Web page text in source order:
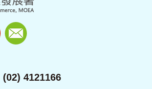
(02) 4121166